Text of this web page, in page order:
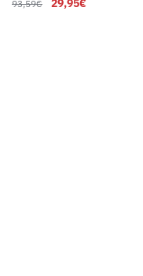
93,59€ 29,95€